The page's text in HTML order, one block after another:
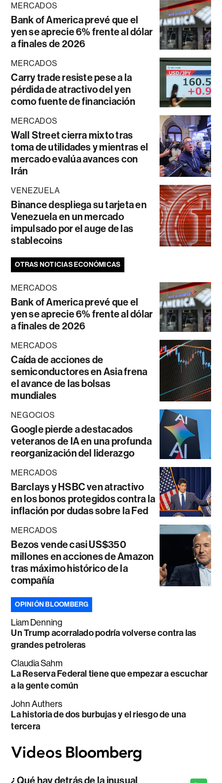
MERCADOS
Bank of America prevé que el
yen se aprecie 6% frente al dólar
a finales de 2026
MERCADOS
Carry trade resiste pese a la
pérdida de atractivo del yen
como fuente de financiación
MERCADOS
Wall Street cierra mixto tras
toma de utilidades y mientras el
mercado evalúa avances con
Irán
VENEZUELA
Binance despliega su tarjeta en
Venezuela en un mercado
impulsado por el auge de las
stablecoins
OTRAS NOTICIAS ECONÓMICAS
MERCADOS
Bank of America prevé que el
yen se aprecie 6% frente al dólar
a finales de 2026
MERCADOS
Caída de acciones de
semiconductores en Asia frena
el avance de las bolsas
mundiales
NEGOCIOS
Google pierde a destacados
veteranos de IA en una profunda
reorganización del liderazgo
MERCADOS
Barclays y HSBC ven atractivo
en los bonos protegidos contra la
inflación por dudas sobre la Fed
MERCADOS
Bezos vende casi US$350
millones en acciones de Amazon
tras máximo histórico de la
compañía
OPINIÓN BLOOMBERG
Liam Denning
Un Trump acorralado podría volverse contra las
grandes petroleras
Claudia Sahm
La Reserva Federal tiene que empezar a escuchar
a la gente común
John Authers
La historia de dos burbujas y el riesgo de una
tercera